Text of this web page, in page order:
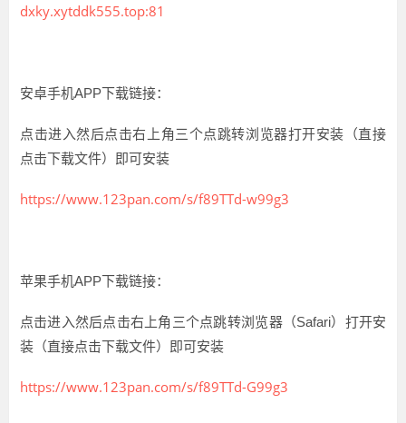
dxky.xytddk555.top:81
安卓手机APP下载链接：
点击进入然后点击右上角三个点跳转浏览器打开安装（直接
点击下载文件）即可安装
https://www.123pan.com/s/f89TTd-w99g3
苹果手机APP下载链接：
点击进入然后点击右上角三个点跳转浏览器（Safari）打开安
装（直接点击下载文件）即可安装
https://www.123pan.com/s/f89TTd-G99g3